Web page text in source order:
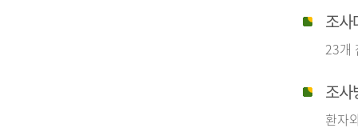
조사
23개
조사
환자